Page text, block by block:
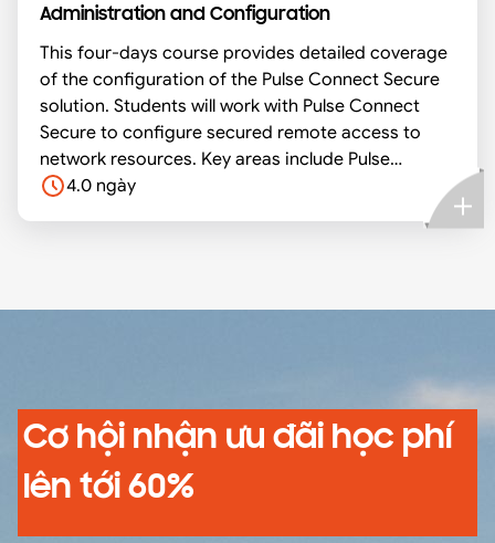
Administration and Configuration
This four-days course provides detailed coverage
of the configuration of the Pulse Connect Secure
solution. Students will work with Pulse Connect
Secure to configure secured remote access to
network resources. Key areas include Pulse
Connect Secure deployment and configuration,
4.0 ngày
Cơ hội nhận ưu đãi học phí
lên tới 60%